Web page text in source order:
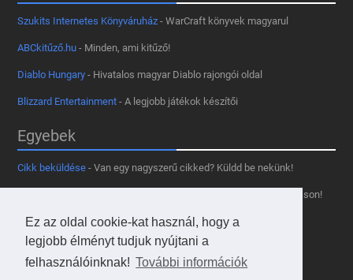
Ez az oldal cookie-kat használ, hogy a
legjobb élményt tudjuk nyújtani a
felhasználóinknak! További információk
Szukits Internetes Könyváruház - WarCraft könyvek magyarul
ABCkitűző.hu - Minden, ami kitűző!
Diablo Hungary - Hivatalos magyar Diablo rajongói oldal
Blizzard Entertainment - A legjobb játékok készítői
Egyebek
Cikk beküldése - Van egy nagyszerű cikked? Küldd be nekünk!
- Tetszik az oldal? Segíts, hogy fennmaradhasson!
Kapcsolat, médiaajánlat- Lépj velünk kapcsolatba!
Használd a tooltipünket- A saját oldaladon is!